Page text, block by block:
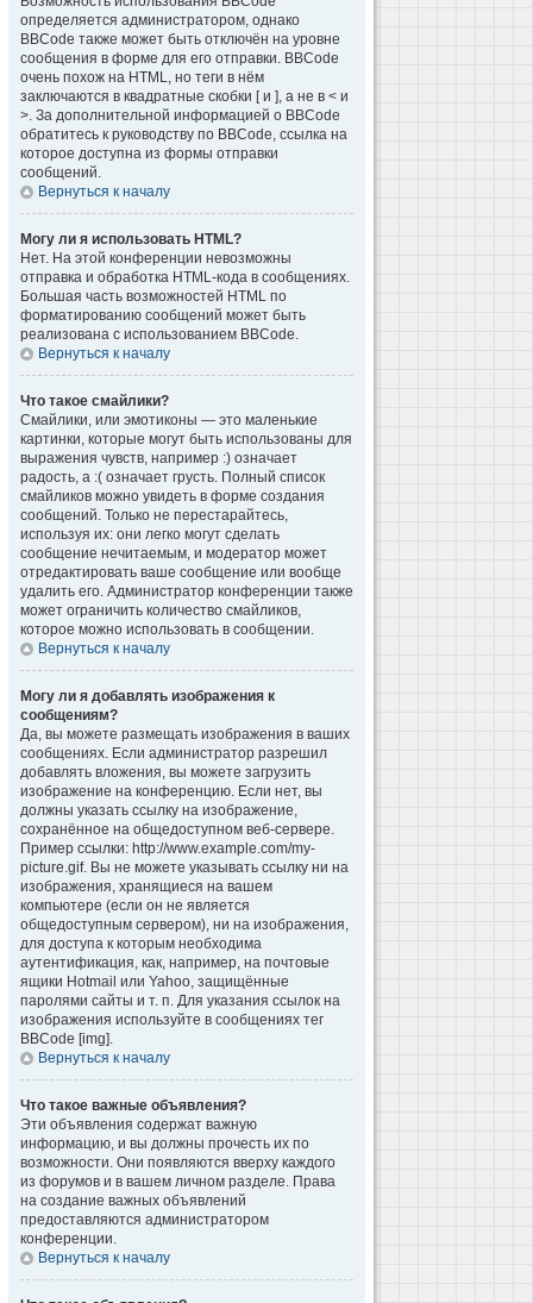
определяется администратором, однако
BBCode также может быть отключён на уровне
сообщения в форме для его отправки. BBCode
очень похож на HTML, но теги в нём
заключаются в квадратные скобки [ и ], а не в < и
>. За дополнительной информацией о BBCode
обратитесь к руководству по BBCode, ссылка на
которое доступна из формы отправки
сообщений.
Вернуться к началу
Могу ли я использовать HTML?
Нет. На этой конференции невозможны
отправка и обработка HTML-кода в сообщениях.
Большая часть возможностей HTML по
форматированию сообщений может быть
реализована с использованием BBCode.
Вернуться к началу
Что такое смайлики?
Смайлики, или эмотиконы — это маленькие
картинки, которые могут быть использованы для
выражения чувств, например :) означает
радость, а :( означает грусть. Полный список
смайликов можно увидеть в форме создания
сообщений. Только не перестарайтесь,
используя их: они легко могут сделать
сообщение нечитаемым, и модератор может
отредактировать ваше сообщение или вообще
удалить его. Администратор конференции также
может ограничить количество смайликов,
которое можно использовать в сообщении.
Вернуться к началу
Могу ли я добавлять изображения к
сообщениям?
Да, вы можете размещать изображения в ваших
сообщениях. Если администратор разрешил
добавлять вложения, вы можете загрузить
изображение на конференцию. Если нет, вы
должны указать ссылку на изображение,
сохранённое на общедоступном веб-сервере.
Пример ссылки: http://www.example.com/my-
picture.gif. Вы не можете указывать ссылку ни на
изображения, хранящиеся на вашем
компьютере (если он не является
общедоступным сервером), ни на изображения,
для доступа к которым необходима
аутентификация, как, например, на почтовые
ящики Hotmail или Yahoo, защищённые
паролями сайты и т. п. Для указания ссылок на
изображения используйте в сообщениях тег
BBCode [img].
Вернуться к началу
Что такое важные объявления?
Эти объявления содержат важную
информацию, и вы должны прочесть их по
возможности. Они появляются вверху каждого
из форумов и в вашем личном разделе. Права
на создание важных объявлений
предоставляются администратором
конференции.
Вернуться к началу